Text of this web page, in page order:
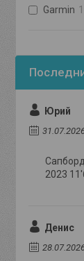
Garmin
Юрий
2023
Денис